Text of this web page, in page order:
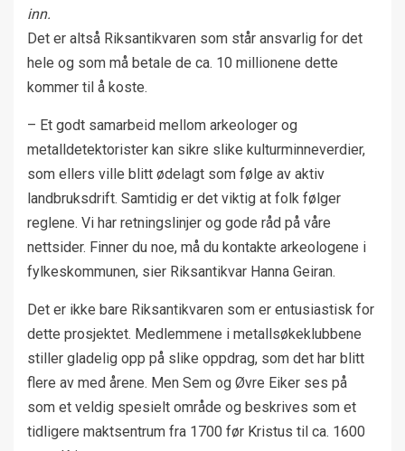
inn.
Det er altså Riksantikvaren som står ansvarlig for det
hele og som må betale de ca. 10 millionene dette
kommer til å koste.
– Et godt samarbeid mellom arkeologer og
metalldetektorister kan sikre slike kulturminneverdier,
som ellers ville blitt ødelagt som følge av aktiv
landbruksdrift. Samtidig er det viktig at folk følger
reglene. Vi har retningslinjer og gode råd på våre
nettsider. Finner du noe, må du kontakte arkeologene i
fylkeskommunen, sier Riksantikvar Hanna Geiran.
Det er ikke bare Riksantikvaren som er entusiastisk for
dette prosjektet. Medlemmene i metallsøkeklubbene
stiller gladelig opp på slike oppdrag, som det har blitt
flere av med årene. Men Sem og Øvre Eiker ses på
som et veldig spesielt område og beskrives som et
tidligere maktsentrum fra 1700 før Kristus til ca. 1600